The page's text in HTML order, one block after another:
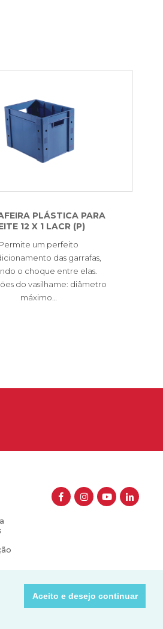
Aceito e desejo continuar
PLÁSTICA PARA
12 X 1 LACR (P)
Permite um perfeito
das garrafas,
o choque entre elas.
do vasilhame: diâmetro
máximo…